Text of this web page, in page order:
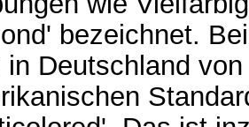
bezeichnet.
in Deutschland